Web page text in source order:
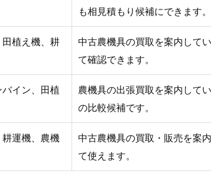
も相見積もり候補にできます。
田植え機、耕
中古農機具の買取を案内して
て確認できます。
イン、田植
農機具の出張買取を案内して
の比較候補です。
耕運機、農機
中古農機具の買取・販売を案
て使えます。